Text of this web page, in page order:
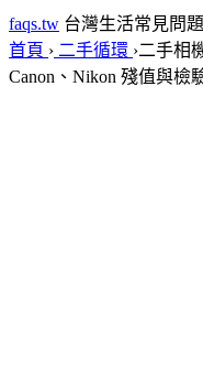
faqs.tw 台灣生活常見問題
首頁 › 二手循環 ›二手相
Canon、Nikon 殘值與檢